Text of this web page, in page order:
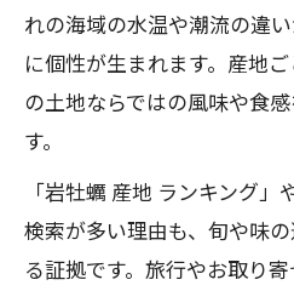
れの海域の水温や潮流の違
に個性が生まれます。産地
の土地ならではの風味や食
す。
「岩牡蠣 産地 ランキング
検索が多い理由も、旬や味
る証拠です。旅行やお取り